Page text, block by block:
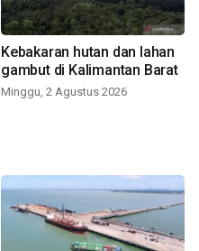
Kebakaran hutan dan lahan
gambut di Kalimantan Barat
Minggu, 2 Agustus 2026